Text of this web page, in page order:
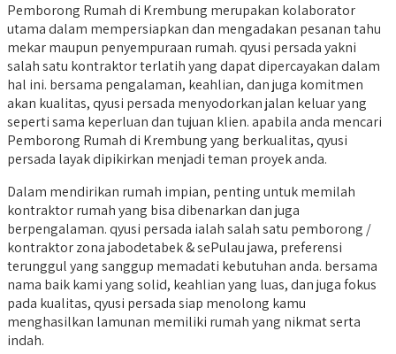
Pemborong Rumah di Krembung merupakan kolaborator
utama dalam mempersiapkan dan mengadakan pesanan tahu
mekar maupun penyempuraan rumah. qyusi persada yakni
salah satu kontraktor terlatih yang dapat dipercayakan dalam
hal ini. bersama pengalaman, keahlian, dan juga komitmen
akan kualitas, qyusi persada menyodorkan jalan keluar yang
seperti sama keperluan dan tujuan klien. apabila anda mencari
Pemborong Rumah di Krembung yang berkualitas, qyusi
persada layak dipikirkan menjadi teman proyek anda.
Dalam mendirikan rumah impian, penting untuk memilah
kontraktor rumah yang bisa dibenarkan dan juga
berpengalaman. qyusi persada ialah salah satu pemborong /
kontraktor zona jabodetabek & sePulau jawa, preferensi
terunggul yang sanggup memadati kebutuhan anda. bersama
nama baik kami yang solid, keahlian yang luas, dan juga fokus
pada kualitas, qyusi persada siap menolong kamu
menghasilkan lamunan memiliki rumah yang nikmat serta
indah.